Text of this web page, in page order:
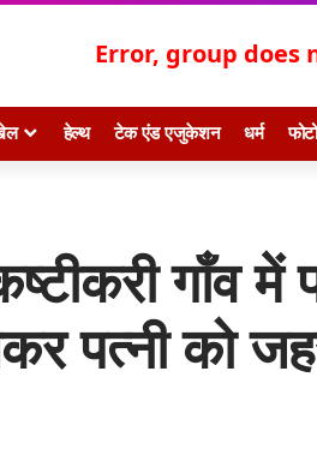
Error, group does
हेल्थ टेक एंड एजुकेशन धर्म
गाँव
पत्नी को